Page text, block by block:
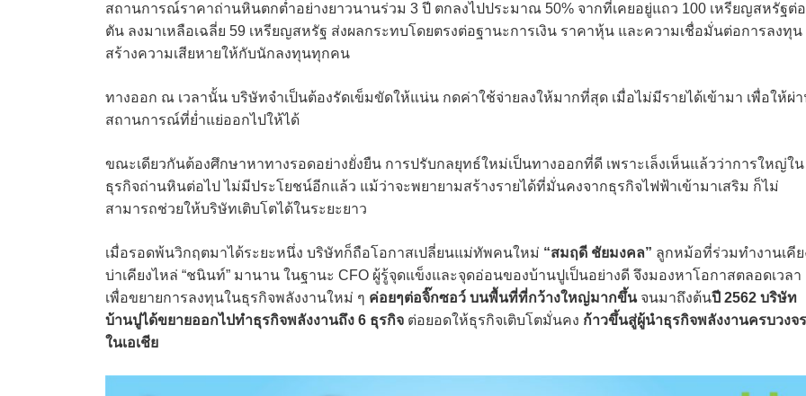
สถานการณ์ราคาถ่านหินตกต่ำอย่างยาวนานร่วม 3 ปี ตกลงไปประมาณ 50% จากที่เคยอยู่แถว 100 เหรียญสหรัฐต่อ
ตัน ลงมาเหลือเฉลี่ย 59 เหรียญสหรัฐ ส่งผลกระทบโดยตรงต่อฐานะการเงิน ราคาหุ้น และความเชื่อมั่นต่อการลงทุน
สร้างความเสียหายให้กับนักลงทุนทุกคน
ทางออก ณ เวลานั้น บริษัทจำเป็นต้องรัดเข็มขัดให้แน่น กดค่าใช้จ่ายลงให้มากที่สุด เมื่อไม่มีรายได้เข้ามา เพื่อให้ผ่
สถานการณ์ที่ย่ำแย่ออกไปให้ได้
ขณะเดียวกันต้องศึกษาหาทางรอดอย่างยั่งยืน การปรับกลยุทธ์ใหม่เป็นทางออกที่ดี เพราะเล็งเห็นแล้วว่าการใหญ่ใน
ธุรกิจถ่านหินต่อไป ไม่มีประโยชน์อีกแล้ว แม้ว่าจะพยายามสร้างรายได้ที่มั่นคงจากธุรกิจไฟฟ้าเข้ามาเสริม ก็ไม่
สามารถช่วยให้บริษัทเติบโตได้ในระยะยาว
เมื่อรอดพ้นวิกฤตมาได้ระยะหนึ่ง บริษัทก็ถือโอกาสเปลี่ยนแม่ทัพคนใหม่ “สมฤดี ชัยมงคล” ลูกหม้อที่ร่วมทำงานเคีย
บ่าเคียงไหล่ “ชนินท์” มานาน ในฐานะ CFO ผู้รู้จุดแข็งและจุดอ่อนของบ้านปูเป็นอย่างดี จึงมองหาโอกาสตลอดเวลา
เพื่อขยายการลงทุนในธุรกิจพลังงานใหม่ ๆ ค่อยๆต่อจิ๊กซอว์ บนพื้นที่ที่กว้างใหญ่มากขึ้นจนมาถึงต้นปี 2562 บริษัท
บ้านปูได้ขยายออกไปทำธุรกิจพลังงานถึง 6 ธุรกิจ ต่อยอดให้ธุรกิจเติบโตมั่นคง ก้าวขึ้นสู่ผู้นำธุรกิจพลังงานครบวงจร
ในเอเชีย